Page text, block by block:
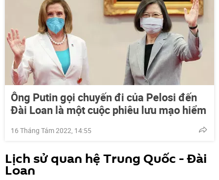
Ông Putin gọi chuyến đi của Pelosi đến
Đài Loan là một cuộc phiêu lưu mạo hiểm
16 Tháng Tám 2022, 14:55
Lịch sử quan hệ Trung Quốc - Đài
Loan